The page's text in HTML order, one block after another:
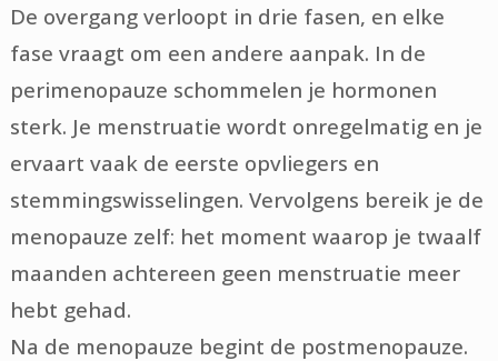
De overgang verloopt in drie fasen, en elke
fase vraagt om een andere aanpak. In de
perimenopauze schommelen je hormonen
sterk. Je menstruatie wordt onregelmatig en je
ervaart vaak de eerste opvliegers en
stemmingswisselingen. Vervolgens bereik je de
menopauze zelf: het moment waarop je twaalf
maanden achtereen geen menstruatie meer
hebt gehad.
Na de menopauze begint de postmenopauze.